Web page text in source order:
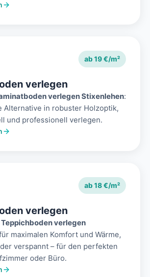
ab 19 €/m²
verlegen
verlegen Stixenlehen:
Alternative in robuster Holzoptik,
und professionell verlegen.
ab 18 €/m²
verlegen
Teppichboden verlegen
maximalen Komfort und Wärme,
verspannt – für den perfekten
oder Büro.